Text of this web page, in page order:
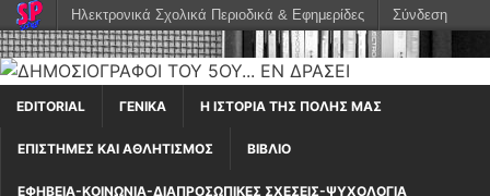
EDITORIAL ΓΕΝΙΚΆ Η ΙΣΤΟΡΊΑ ΤΗΣ ΠΌΛΗΣ ΜΑΣ
ΕΠΙΣΤΉΜΕΣ ΚΑΙ ΑΘΛΗΤΙΣΜΌΣ ΒΙΒΛΊΟ
ΕΦΗΒΕΊΑ-ΚΟΙΝΩΝΊΑ-ΔΙΑΠΡΟΣΩΠΙΚΈΣ ΣΧΈΣΕΙΣ-ΨΥΧΟΛΟΓΊΑ
Ηλεκτρονικά Σχολικά Περιοδικά & Εφημερίδες Σύνδεση